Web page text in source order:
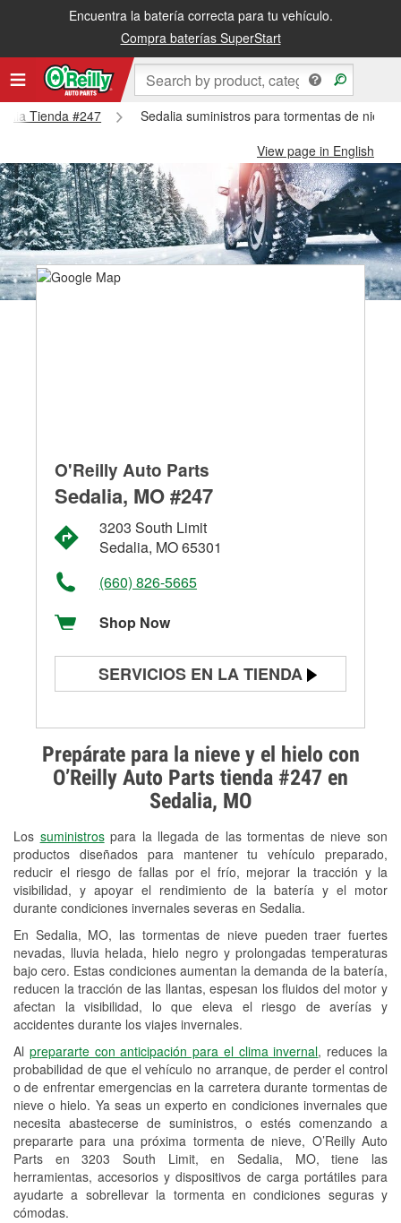
Encuentra la batería correcta para tu vehículo.
Compra baterías SuperStart
Tienda #247
Sedalia suministros para tormentas de nieve
View page in English
Prepárate para la nieve y el hielo con
O’Reilly Auto Parts tienda #247 en
Sedalia, MO
Los suministrospara la llegada de las tormentas de nieve son
productos diseñados para mantener tu vehículo preparado,
reducir el riesgo de fallas por el frío, mejorar la tracción y la
visibilidad, y apoyar el rendimiento de la batería y el motor
durante condiciones invernales severas en Sedalia.
En Sedalia, MO, las tormentas de nieve pueden traer fuertes
nevadas, lluvia helada, hielo negro y prolongadas temperaturas
bajo cero. Estas condiciones aumentan la demanda de la batería,
reducen la tracción de las llantas, espesan los fluidos del motor y
afectan la visibilidad, lo que eleva el riesgo de averías y
accidentes durante los viajes invernales.
Al prepararte con anticipación para el clima invernal, reduces la
probabilidad de que el vehículo no arranque, de perder el control
o de enfrentar emergencias en la carretera durante tormentas de
nieve o hielo. Ya seas un experto en condiciones invernales que
necesita abastecerse de suministros, o estés comenzando a
prepararte para una próxima tormenta de nieve, O’Reilly Auto
Parts en 3203 South Limit, en Sedalia, MO, tiene las
herramientas, accesorios y dispositivos de carga portátiles para
ayudarte a sobrellevar la tormenta en condiciones seguras y
cómodas.
O'Reilly Auto Parts
Sedalia, MO #247
3203 South Limit
Sedalia, MO 65301
(660) 826-5665
Shop Now
SERVICIOS EN LA TIENDA
Prueba de alternadores y
arrancadores
Revisión de la luz "Check Engine"
Reciclaje de baterías y aceite
Instalación de bombillas de faros
Instalación de limpiaparabrisas
Programa de Préstamo de
Herramientas
Rectificación de tambores y discos de
freno
Mangueras hidráulicas a la medida
Snowstorm Supplies
Tornado Supplies
Conoce más